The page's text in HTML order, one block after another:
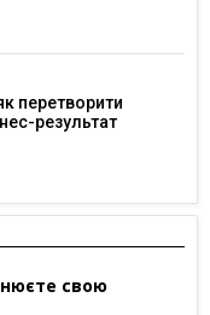
перетворити
результат
свою